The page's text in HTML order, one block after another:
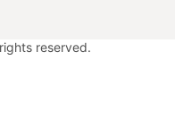
reserved.